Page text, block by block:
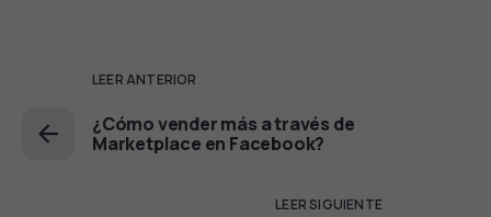
LEER ANTERIOR
¿Cómo vender más a través de
Marketplace en Facebook?
LEER SIGUIENTE